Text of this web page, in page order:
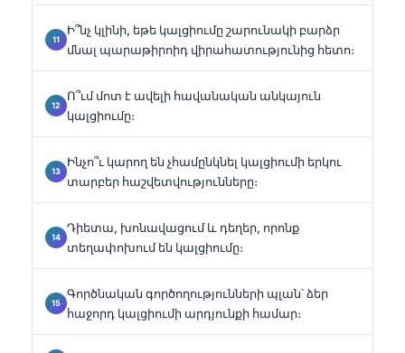
Ի՞նչ կլինի, եթե կալցիումը շարունակի բարձր
մնալ պարաթիրոիդ վիրահատությունից հետո։
Ո՞ւմ մոտ է ավելի հավանական անկայուն
կալցիումը։
Ինչո՞ւ կարող են չհամընկնել կալցիումի երկու
տարբեր հաշվետվությունները։
Դիետա, խոնավացում և դեղեր, որոնք
տեղափոխում են կալցիումը։
Գործնական գործողությունների պլան՝ ձեր
հաջորդ կալցիումի արդյունքի համար։